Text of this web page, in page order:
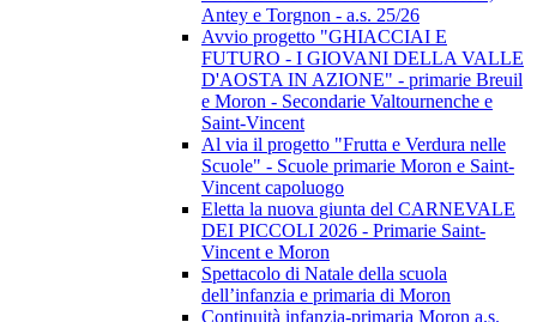
Antey e Torgnon - a.s. 25/26
Avvio progetto "GHIACCIAI E
FUTURO - I GIOVANI DELLA VALLE
D'AOSTA IN AZIONE" - primarie Breuil
e Moron - Secondarie Valtournenche e
Saint-Vincent
Al via il progetto "Frutta e Verdura nelle
Scuole" - Scuole primarie Moron e Saint-
Vincent capoluogo
Eletta la nuova giunta del CARNEVALE
DEI PICCOLI 2026 - Primarie Saint-
Vincent e Moron
Spettacolo di Natale della scuola
dell’infanzia e primaria di Moron
Continuità infanzia-primaria Moron a.s.